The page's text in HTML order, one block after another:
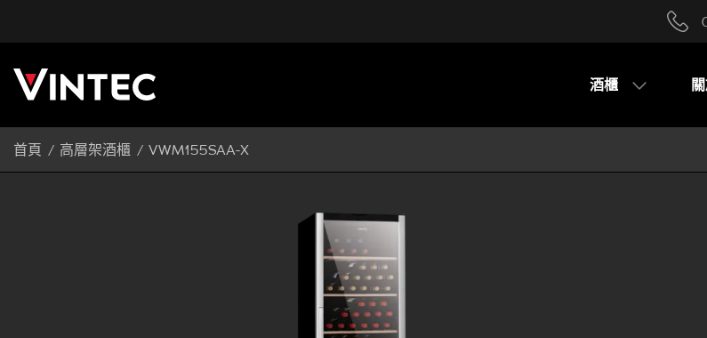
酒櫃
首頁 高層架酒櫃 VWM155SAA-X